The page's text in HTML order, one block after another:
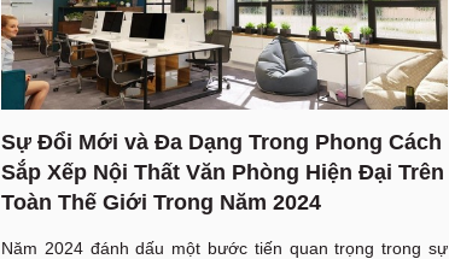
Sự Đổi Mới và Đa Dạng Trong Phong Cách
Sắp Xếp Nội Thất Văn Phòng Hiện Đại Trên
Toàn Thế Giới Trong Năm 2024
Năm 2024 đánh dấu một bước tiến quan trọng trong sự